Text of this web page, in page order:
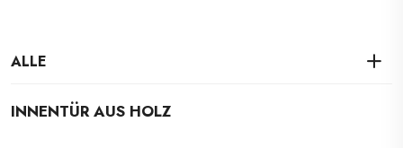
ALLE
INNENTÜR AUS HOLZ